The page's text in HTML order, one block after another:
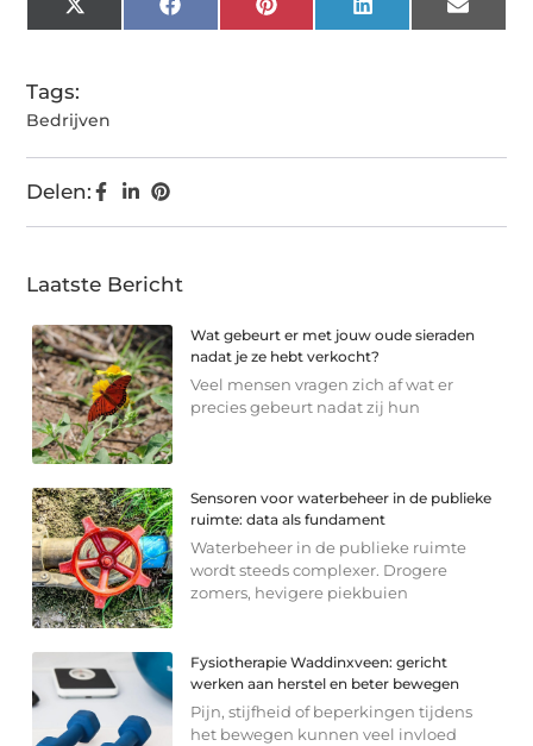
X
(Twitter)
FacebookPinterest LinkedIn Email
Tags:
Bedrijven
Delen:
Laatste Bericht
Wat gebeurt er met jouw oude sieraden
nadat je ze hebt verkocht?
Veel mensen vragen zich af wat er
precies gebeurt nadat zij hun
Sensoren voor waterbeheer in de publieke
ruimte: data als fundament
Waterbeheer in de publieke ruimte
wordt steeds complexer. Drogere
zomers, hevigere piekbuien
Fysiotherapie Waddinxveen: gericht
werken aan herstel en beter bewegen
Pijn, stijfheid of beperkingen tijdens
het bewegen kunnen veel invloed